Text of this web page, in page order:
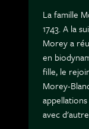
La famille
1743. A la
Morey a
en
fille, le
Morey-
avec